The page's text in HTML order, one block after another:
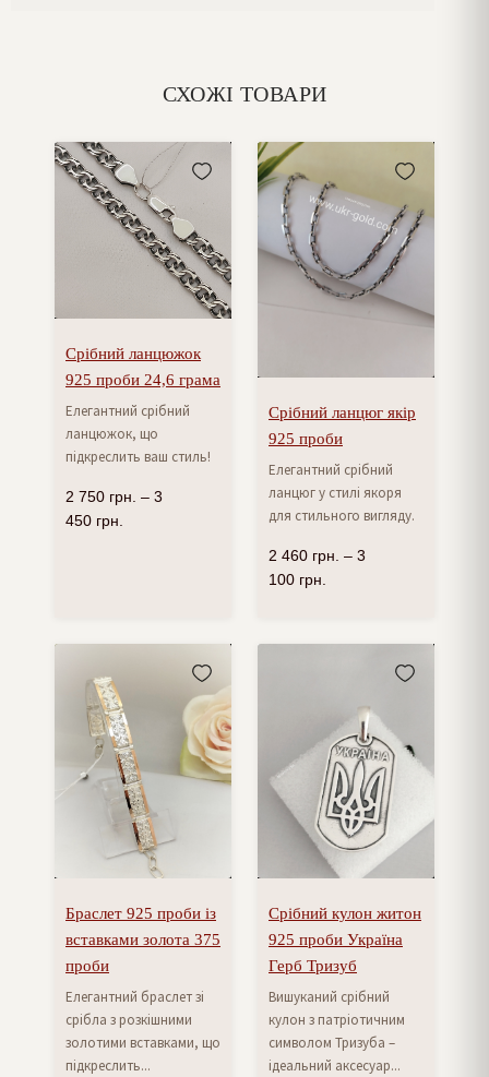
СХОЖІ ТОВАРИ
Срібний ланцюжок
925 проби 24,6 грама
Елегантний срібний
ланцюжок, що
підкреслить ваш стиль!
2 750 грн. – 3
450 грн.
Срібний ланцюг якір
925 проби
Елегантний срібний
ланцюг у стилі якоря
для стильного вигляду.
2 460 грн. – 3
100 грн.
Браслет 925 проби із
вставками золота 375
проби
Елегантний браслет зі
срібла з розкішними
золотими вставками, що
підкреслить...
Срібний кулон житон
925 проби Україна
Герб Тризуб
Вишуканий срібний
кулон з патріотичним
символом Тризуба –
ідеальний аксесуар...